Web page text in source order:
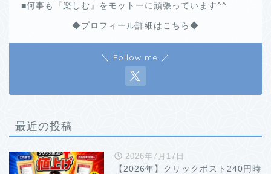
■何事も『楽しむ』をモットーに頑張っています^^
◆プロフィール詳細はこちら◆
＼ Follow me ／
最近の投稿
2026年7月17日
【2026年】クリックポスト240円時